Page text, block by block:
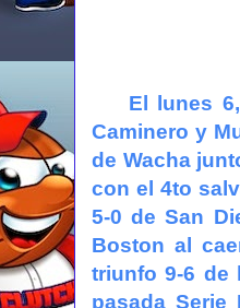
El lunes
Caminero y
de Wacha
con el 4to
5-0 de San
Boston al
triunfo 9-6 de
pasada